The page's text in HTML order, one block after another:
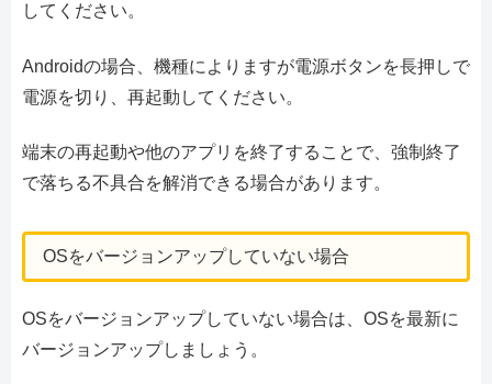
してください。
Androidの場合、機種によりますが電源ボタンを長押しで
電源を切り、再起動してください。
端末の再起動や他のアプリを終了することで、強制終了
で落ちる不具合を解消できる場合があります。
OSをバージョンアップしていない場合
OSをバージョンアップしていない場合は、OSを最新に
バージョンアップしましょう。